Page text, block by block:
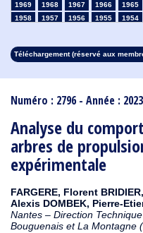
Numéro : 2796 - Année : 2023
Analyse du
arbres de
expérimentale
FARGERE, Florent
Alexis DOMBEK, Pierre-
Nantes – Direction
Bouguenais et La Montagne
1969
1968 1967 1966 1965
1958
1957 1956 1955 1954
1913
1912 1911 1910 1909
Téléchargement (réservé aux